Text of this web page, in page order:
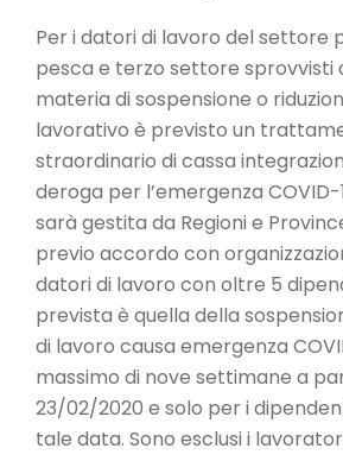
Per i datori di lavoro del settore
pesca e terzo settore sprovvisti
materia di sospensione o
lavorativo è previsto un
straordinario di cassa
deroga per l’emergenza
sarà gestita da Regioni e
previo accordo con
datori di lavoro con oltre 5
prevista è quella della
di lavoro causa emergenza
massimo di nove settimane a
23/02/2020 e solo per i
tale data. Sono esclusi i